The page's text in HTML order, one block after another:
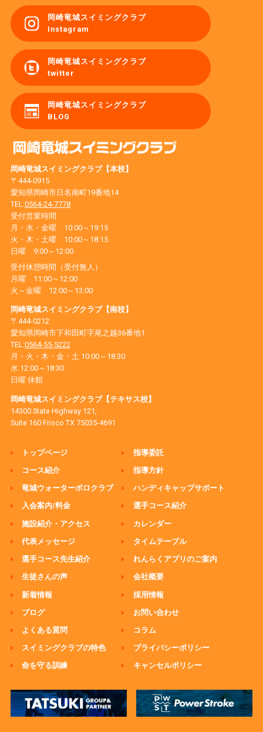
岡崎竜城スイミングクラブ
Instagram
岡崎竜城スイミングクラブ
twitter
岡崎竜城スイミングクラブ
BLOG
岡崎竜城スイミングクラブ【本校】
〒444-0915
愛知県岡崎市日名南町19番地14
TEL:0564-24-7778
受付営業時間
月・水・金曜 10:00～19:15
火・木・土曜 10:00～18:15
日曜 9:00～12:00
受付休憩時間（受付無人）
月曜 11:00～12:00
火～金曜 12:00～13:00
岡崎竜城スイミングクラブ【南校】
〒444-0212
愛知県岡崎市下和田町字尾之越36番地1
TEL:0564-55-5222
月・火・木・金・土 10:00～18:30
水 12:00～18:30
日曜 休館
岡崎竜城スイミングクラブ【テキサス校】
14300 State Highway 121,
Suite 160 Frisco TX 75035-4691
トップページ
コース紹介
竜城ウォーターポロクラブ
入会案内/料金
施設紹介・アクセス
代表メッセージ
選手コース先生紹介
生徒さんの声
新着情報
ブログ
よくある質問
スイミングクラブの特色
命を守る訓練
指導委託
指導方針
ハンディキャップサポート
選手コース紹介
カレンダー
タイムテーブル
れんらくアプリのご案内
会社概要
採用情報
お問い合わせ
コラム
プライバシーポリシー
キャンセルポリシー